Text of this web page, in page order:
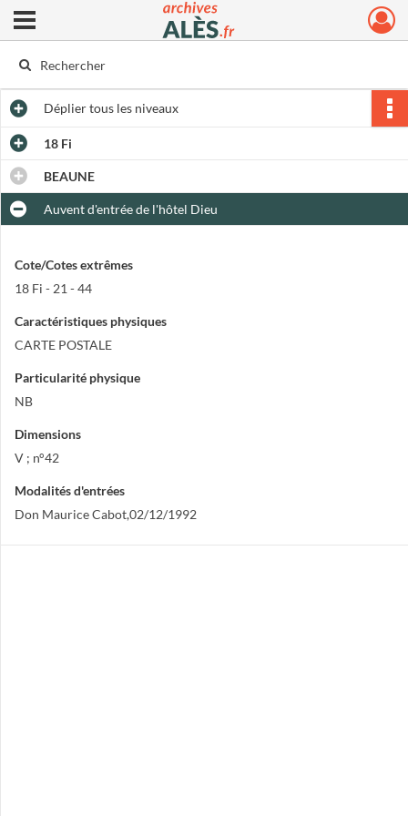
Archives municipales d'Alès
Ouvrir le menu déroulant
Dépliertous les niveaux
18 Fi
BEAUNE
Auvent d'entrée de l'hôtel Dieu
Cote/Cotes extrêmes
18 Fi - 21 - 44
Caractéristiques physiques
CARTE POSTALE
Particularité physique
NB
Dimensions
V ; n°42
Modalités d'entrées
Don Maurice Cabot,02/12/1992